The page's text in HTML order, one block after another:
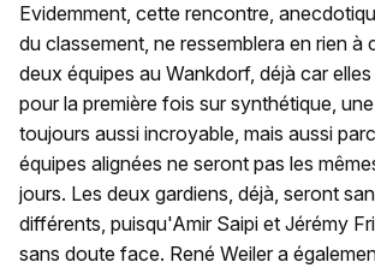
Evidemment, cette rencontre,
du classement, ne ressemblera en rien à
deux équipes au Wankdorf, déjà car
pour la première fois sur synthétique,
toujours aussi incroyable, mais aussi
équipes alignées ne seront pas les
jours. Les deux gardiens, déjà, seront
différents, puisqu'Amir Saipi et Jérémy
sans doute face. René Weiler a